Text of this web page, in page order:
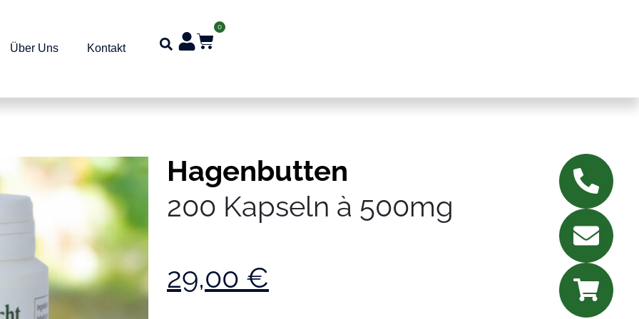
Über Uns Kontakt
0
Hagenbutten
200 Kapseln à 500mg
29,00 €